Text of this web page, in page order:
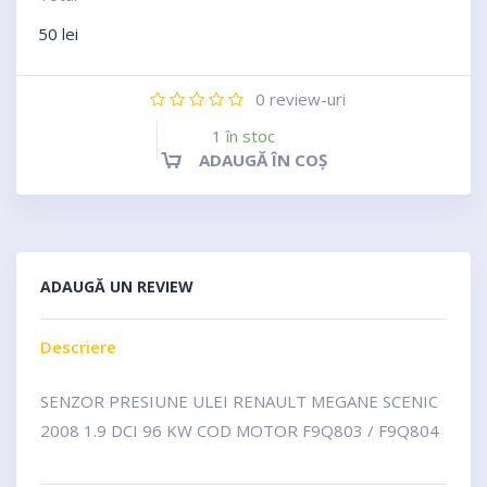
50 lei
0 review-uri
1 în stoc
ADAUGĂ ÎN COȘ
ADAUGĂ UN REVIEW
Descriere
SENZOR PRESIUNE ULEI RENAULT MEGANE SCENIC
2008 1.9 DCI 96 KW COD MOTOR F9Q803 / F9Q804